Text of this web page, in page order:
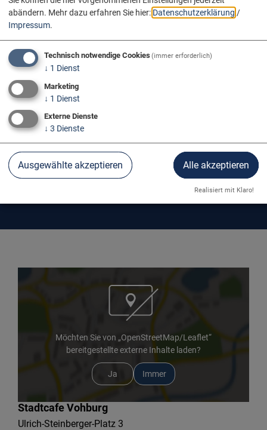
STADTCAFE VOHBURG
Möchten Sie von „OpenStreetMap/Leaflet“
bereitgestellte externe Inhalte laden?
Ja Immer
Stadtcafe Vohburg
Ulrich-Steinberger-Platz 3
abändern. Mehr dazu erfahren Sie hier: Datenschutzerklärung /
Impressum.
Technisch notwendige Cookies(immer erforderlich)
↓ 1 Dienst
Marketing
↓ 1 Dienst
Externe Dienste
↓ 3 Dienste
Ausgewählte akzeptieren Alle akzeptieren
Realisiert mit Klaro!